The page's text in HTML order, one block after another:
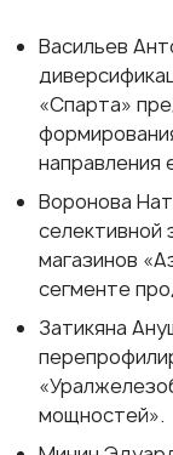
Васильев
«Спарта»
направления
Воронова
селективной
магазинов
сегменте
Затикяна
мощностей».